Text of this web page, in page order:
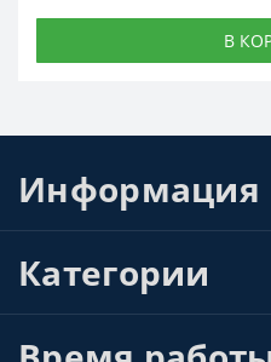
В
Информация
Категории